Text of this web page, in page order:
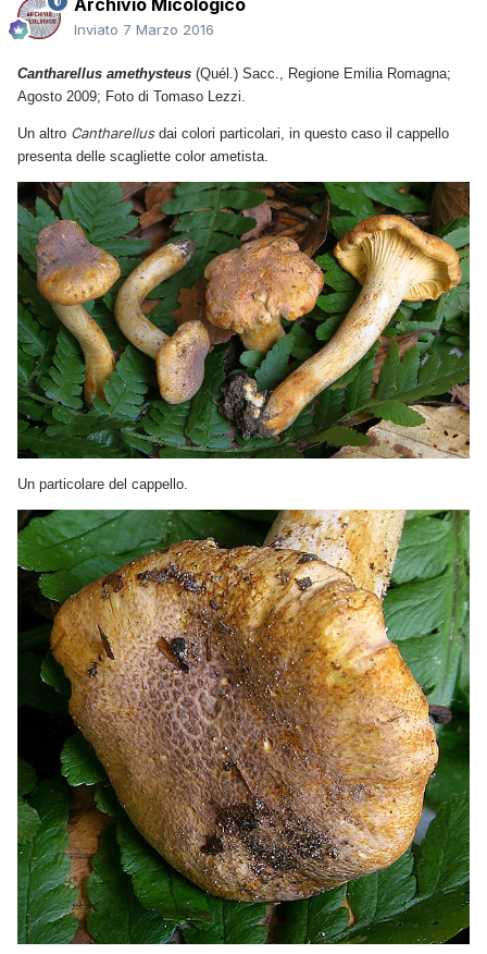
Archivio Micologico
Inviato 7 Marzo 2016
Cantharellus amethysteus (Quél.) Sacc., Regione Emilia Romagna;
Agosto 2009; Foto di Tomaso Lezzi.
Un altro Cantharellus dai colori particolari, in questo caso il cappello
presenta delle scagliette color ametista.
Un particolare del cappello.